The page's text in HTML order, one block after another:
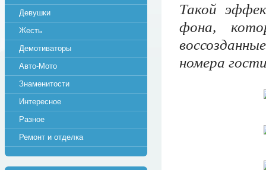
Такой
фона,
номера
Девушки
Жесть
Демотиваторы
Авто-Мото
Знаменитости
Интересное
Разное
Ремонт и отделка